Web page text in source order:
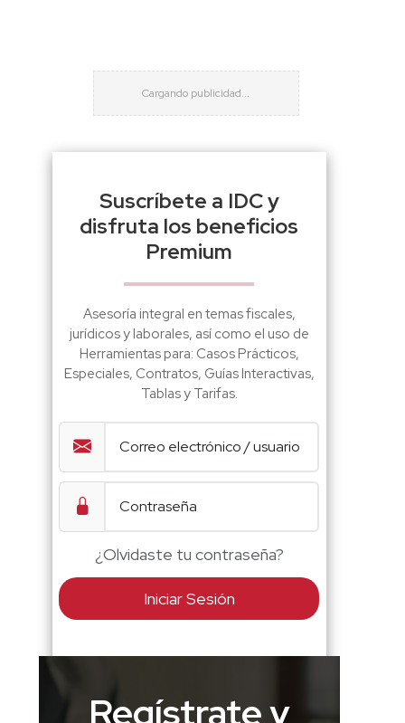
Suscríbete a IDC y
disfruta los beneficios
Premium
Asesoría integral en temas fiscales,
jurídicos y laborales, así como el uso de
Herramientas para: Casos Prácticos,
Especiales, Contratos, Guías Interactivas,
Tablas y Tarifas.
¿Olvidaste tu contraseña?
Iniciar Sesión
Regístrate y